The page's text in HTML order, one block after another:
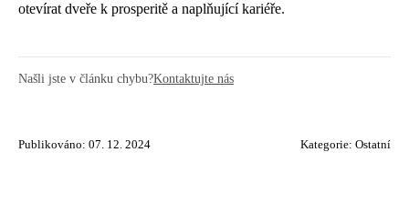
otevírat dveře k prosperitě a naplňující kariéře.
Našli jste v článku chybu?Kontaktujte nás
Publikováno: 07. 12. 2024 Kategorie: Ostatní